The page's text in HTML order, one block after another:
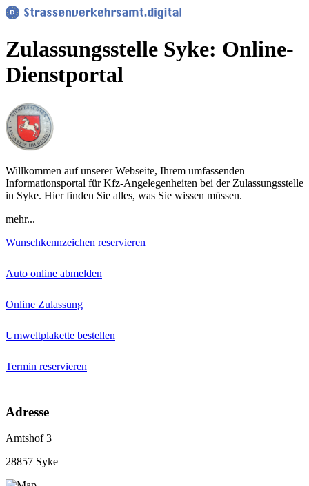
Zulassungsstelle Syke: Online-
Dienstportal
Willkommen auf unserer Webseite, Ihrem umfassenden
Informationsportal für Kfz-Angelegenheiten bei der Zulassungsstelle
in Syke. Hier finden Sie alles, was Sie wissen müssen.
mehr...
Wunschkennzeichen reservieren
Auto online abmelden
Online Zulassung
Umweltplakette bestellen
Termin reservieren
Adresse
Amtshof 3
28857 Syke